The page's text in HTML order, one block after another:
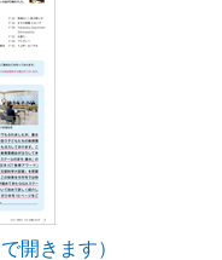
開きます）